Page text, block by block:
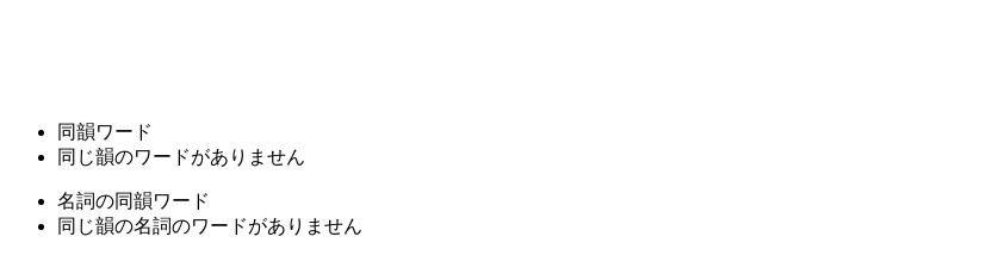
同韻ワード
同じ韻のワードがありません
名詞の同韻ワード
同じ韻の名詞のワードがありません